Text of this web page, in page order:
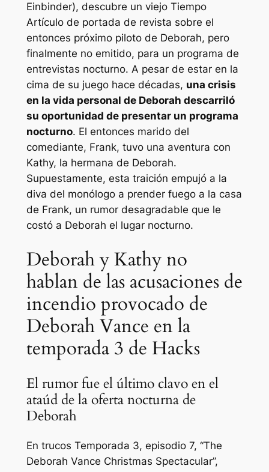
Einbinder), descubre un viejo Tiempo
Artículo de portada de revista sobre el
entonces próximo piloto de Deborah, pero
finalmente no emitido, para un programa de
entrevistas nocturno. A pesar de estar en la
cima de su juego hace décadas, una crisis
en la vida personal de Deborah descarriló
su oportunidad de presentar un programa
nocturno. El entonces marido del
comediante, Frank, tuvo una aventura con
Kathy, la hermana de Deborah.
Supuestamente, esta traición empujó a la
diva del monólogo a prender fuego a la casa
de Frank, un rumor desagradable que le
costó a Deborah el lugar nocturno.
Deborah y Kathy no
hablan de las acusaciones de
incendio provocado de
Deborah Vance en la
temporada 3 de Hacks
El rumor fue el último clavo en el
ataúd de la oferta nocturna de
Deborah
En trucos Temporada 3, episodio 7, “The
Deborah Vance Christmas Spectacular”,